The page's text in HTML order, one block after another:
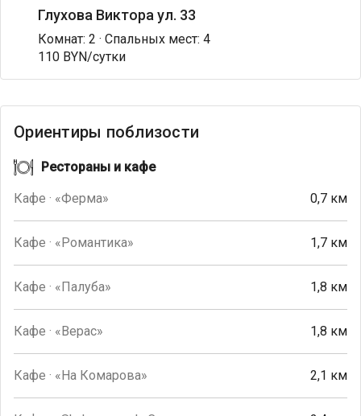
Глухова Виктора ул. 33
Комнат: 2 · Спальных мест: 4
110 BYN/сутки
Ориентиры поблизости
Рестораны и кафе
Кафе · «Ферма» 0,7 км
Кафе · «Романтика» 1,7 км
Кафе · «Палуба» 1,8 км
Кафе · «Верас» 1,8 км
Кафе · «На Комарова» 2,1 км